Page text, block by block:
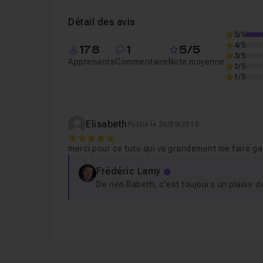
Présentation du fichier de travail
Export DWG : coupes, facades, plans
Détail des avis
178
Apprenants
1
Commentaire
5/5
Note moyenne
5/5
4/5
3/5
2/5
1/5
Elisabeth Publié le 26/09/2015
5
merci pour ce tuto qui va grandement me faire
Frédéric Lamy
De rien Babeth, c'est toujours un plaisir